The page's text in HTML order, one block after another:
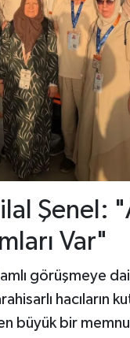
Şenel:
Var"
görüşmeye
hacıların
büyük bir